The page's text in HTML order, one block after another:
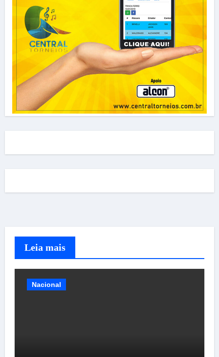
Leia mais
Nacional